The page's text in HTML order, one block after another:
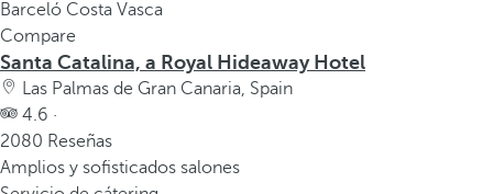
Barceló Costa Vasca
Compare
Santa Catalina, a Royal Hideaway Hotel
Las Palmas de Gran Canaria, Spain
4.6 ·
2080 Reseñas
Amplios y sofisticados salones